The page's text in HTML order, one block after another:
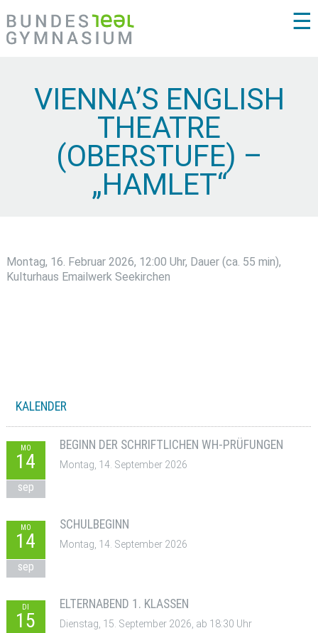
☰
VIENNA’S ENGLISH
THEATRE
(OBERSTUFE) –
„HAMLET“
Montag, 16. Februar 2026, 12:00 Uhr, Dauer (ca. 55 min),
Kulturhaus Emailwerk Seekirchen
KALENDER
MO
14
sep
BEGINN DER SCHRIFTLICHEN WH-PRÜFUNGEN
Montag, 14. September 2026
MO
14
sep
SCHULBEGINN
Montag, 14. September 2026
DI
15
ELTERNABEND 1. KLASSEN
Dienstag, 15. September 2026, ab 18:30 Uhr